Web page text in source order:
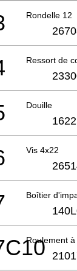
Rondelle 12
Ressort de
Douille
Vis 4x22
Boîtier
Roulement